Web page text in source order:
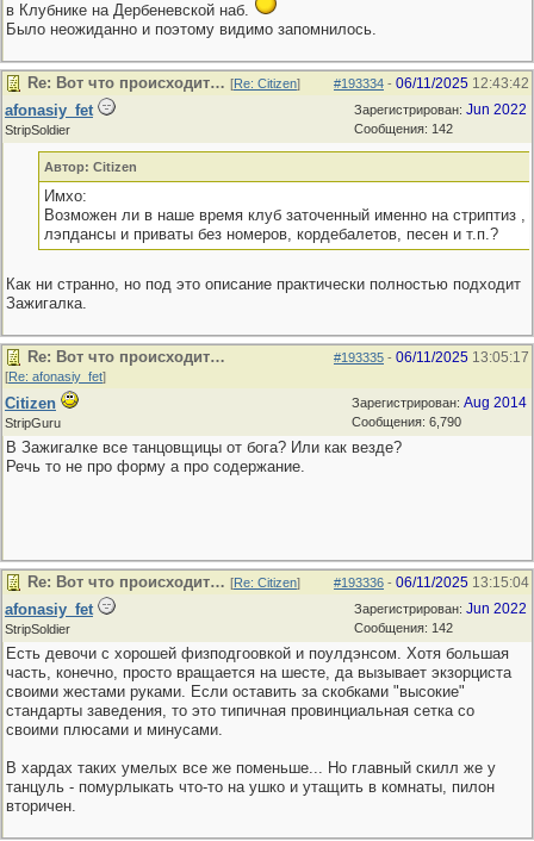
в Клубнике на Дербеневской наб.
Было неожиданно и поэтому видимо запомнилось.
#193334 - 06/11/2025 12:43:42
Re: Вот что происходит… [Re: Citizen]
Зарегистрирован: Jun 2022
Сообщения: 142
afonasiy_fet
StripSoldier
Автор: Citizen
Имхо:
Возможен ли в наше время клуб заточенный именно на стриптиз ,
лэпдансы и приваты без номеров, кордебалетов, песен и т.п.?
Как ни странно, но под это описание практически полностью подходит
Зажигалка.
#193335 - 06/11/2025 13:05:17
Re: Вот что происходит…
[Re: afonasiy_fet]
Зарегистрирован: Aug 2014
Сообщения: 6,790
Citizen
StripGuru
В Зажигалке все танцовщицы от бога? Или как везде?
Речь то не про форму а про содержание.
#193336 - 06/11/2025 13:15:04
Re: Вот что происходит… [Re: Citizen]
Зарегистрирован: Jun 2022
Сообщения: 142
afonasiy_fet
StripSoldier
Есть девочи с хорошей физподгоовкой и поулдэнсом. Хотя большая
часть, конечно, просто вращается на шесте, да вызывает экзорциста
своими жестами руками. Если оставить за скобками "высокие"
стандарты заведения, то это типичная провинциальная сетка со
своими плюсами и минусами.
В хардах таких умелых все же поменьше... Но главный скилл же у
танцуль - помурлыкать что-то на ушко и утащить в комнаты, пилон
вторичен.